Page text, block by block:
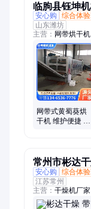
临朐县钰坤
安心购
综合体
山东潍坊
主营： 网带烘干
网带式黄蜀葵烘
干机 维护便捷 热
常州市彬达
安心购
综合体
江苏常州
主营： 干燥机厂
干燥机、振动流